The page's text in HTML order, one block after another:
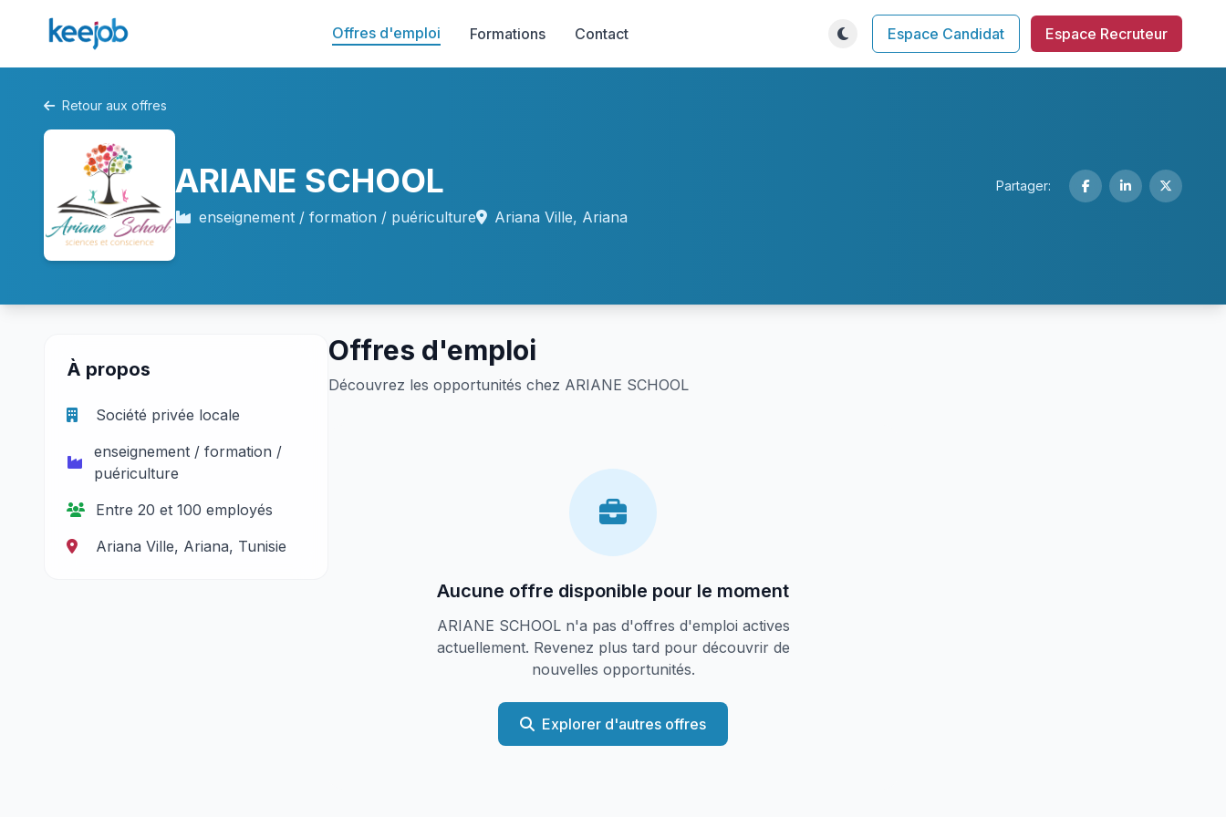
Offres d'emploi Formations Contact Espace Candidat Espace Recruteur
Retour aux offres
ARIANE SCHOOL
enseignement / formation / puériculture Ariana Ville, Ariana
Partager:
À propos
Société privée locale
enseignement / formation /
puériculture
Entre 20 et 100 employés
Ariana Ville, Ariana, Tunisie
Offres d'emploi
Découvrez les opportunités chez ARIANE SCHOOL
Aucune offre disponible pour le moment
ARIANE SCHOOL n'a pas d'offres d'emploi actives
actuellement. Revenez plus tard pour découvrir de
nouvelles opportunités.
Explorer d'autres offres